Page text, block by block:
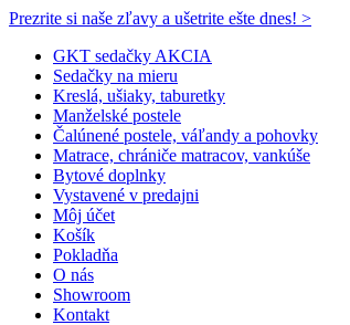
Prezrite si naše zľavy a ušetrite ešte dnes! >​
GKT sedačky AKCIA
Sedačky na mieru
Kreslá, ušiaky, taburetky
Manželské postele
Čalúnené postele, váľandy a pohovky
Matrace, chrániče matracov, vankúše
Bytové doplnky
Vystavené v predajni
Môj účet
Košík
Pokladňa
O nás
Showroom
Kontakt